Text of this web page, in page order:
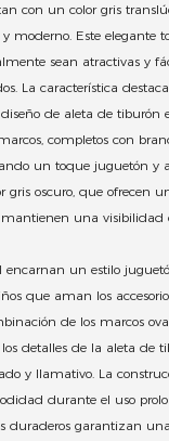
con un color gris
y moderno. Este elegante
sean atractivas y
La característica
de aleta de tiburón
completos con
un toque juguetón y
gris oscuro, que ofrecen
una visibilidad
encarnan un estilo
que aman los
de los marcos
detalles de la aleta de
y llamativo. La
durante el uso
duraderos garantizan